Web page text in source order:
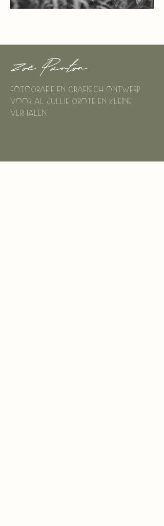
Zoë Parton
Fotografie en grafisch ontwerp
voor al jullie grote en kleine
verhalen.